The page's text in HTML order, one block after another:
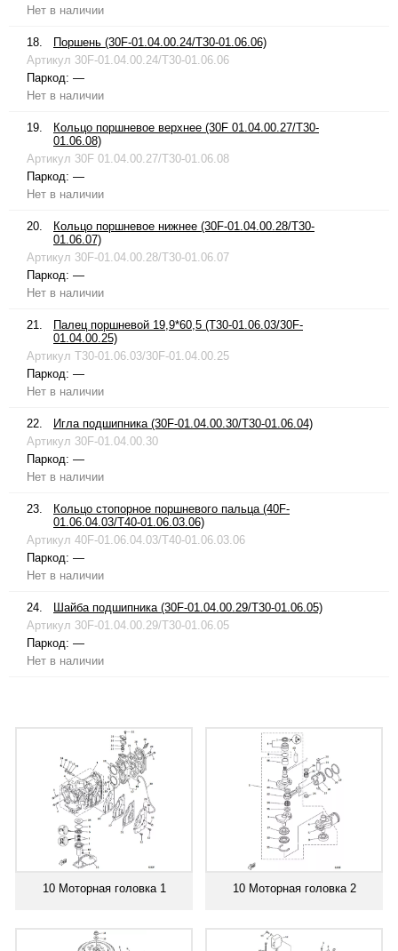
Нет в наличии
18.
Поршень (30F-01.04.00.24/T30-01.06.06)
Артикул 30F-01.04.00.24/T30-01.06.06
Паркод: —
Нет в наличии
19.
Кольцо поршневое верхнее (30F 01.04.00.27/T30-
01.06.08)
Артикул 30F 01.04.00.27/T30-01.06.08
Паркод: —
Нет в наличии
20.
Кольцо поршневое нижнее (30F-01.04.00.28/T30-
01.06.07)
Артикул 30F-01.04.00.28/T30-01.06.07
Паркод: —
Нет в наличии
21.
Палец поршневой 19,9*60,5 (T30-01.06.03/30F-
01.04.00.25)
Артикул T30-01.06.03/30F-01.04.00.25
Паркод: —
Нет в наличии
22.
Игла подшипника (30F-01.04.00.30/T30-01.06.04)
Артикул 30F-01.04.00.30
Паркод: —
Нет в наличии
23.
Кольцо стопорное поршневого пальца (40F-
01.06.04.03/T40-01.06.03.06)
Артикул 40F-01.06.04.03/T40-01.06.03.06
Паркод: —
Нет в наличии
24.
Шайба подшипника (30F-01.04.00.29/T30-01.06.05)
Артикул 30F-01.04.00.29/T30-01.06.05
Паркод: —
Нет в наличии
10 Моторная головка 1 10 Моторная головка 2